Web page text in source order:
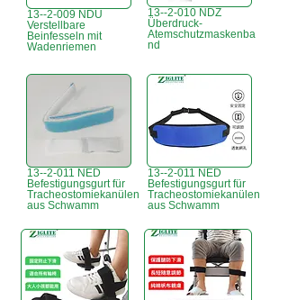
13--2-009 NDU
Verstellbare
Beinfesseln mit
Wadenriemen
13--2-010 NDZ
Überdruck-
Atemschutzmaskenba
nd
13--2-011 NED
Befestigungsgurt für
Tracheostomiekanülen
aus Schwamm
13--2-011 NED
Befestigungsgurt für
Tracheostomiekanülen
aus Schwamm